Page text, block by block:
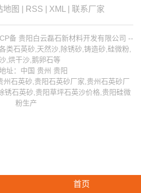
地图 RSS XML 联系厂家
备 贵阳白云磊石新材料开发有限公司 --
类石英砂,天然沙,除锈砂,铸造砂,硅微粉,
,烘干沙,鹅卵石等
址：中国 贵州 贵阳
州石英砂,贵阳石英砂厂家, 贵州石英砂厂
锈石英砂 ,贵阳草坪石英沙价格,贵阳硅微
粉生产
首页